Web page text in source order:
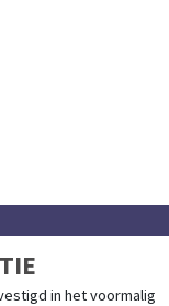
in het voormalig